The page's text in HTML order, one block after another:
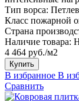
Тип ворса:
Класс пожарной
Страна
Наличие товара:
4 464 руб./м2
Купить
В избранное В
Сравнить